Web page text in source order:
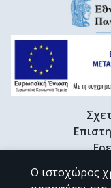
Διδακτορικές
Ο ιστοχώρος